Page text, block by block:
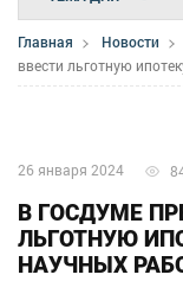
Главная Новости
ввести льготную
26 января 2024
В ГОСДУМЕ
ЛЬГОТНУЮ
НАУЧНЫХ